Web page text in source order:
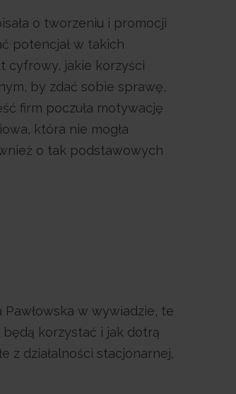
o tworzeniu i promocji
potencjał w takich
cyfrowy, jakie korzyści
by zdać sobie sprawę,
firm poczuła motywację
która nie mogła
o tak podstawowych
w wywiadzie, te
będą korzystać i jak dotrą
z działalności stacjonarnej,